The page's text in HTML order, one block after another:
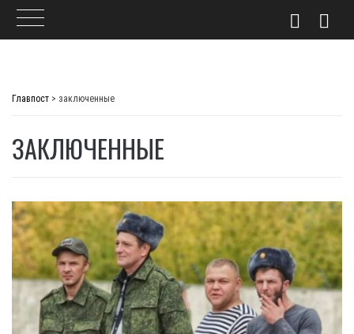
Главпост > заключенные
ЗАКЛЮЧЕННЫЕ